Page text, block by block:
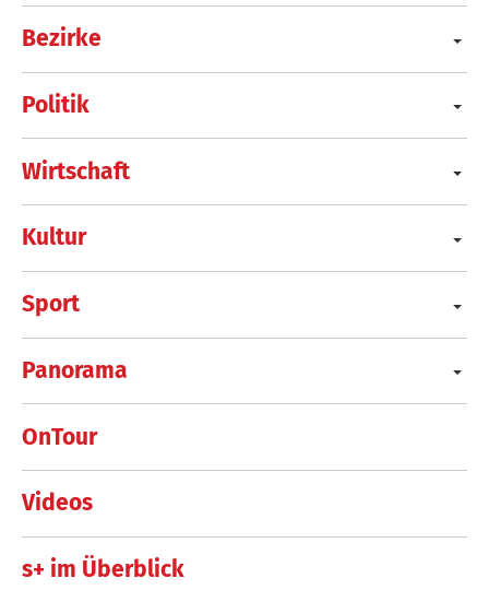
Bezirke
Politik
Wirtschaft
Kultur
Sport
Panorama
OnTour
Videos
s+ im Überblick